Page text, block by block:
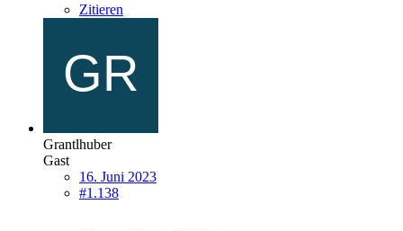
Zitieren
Grantlhuber
Gast
16. Juni 2023
#1.138